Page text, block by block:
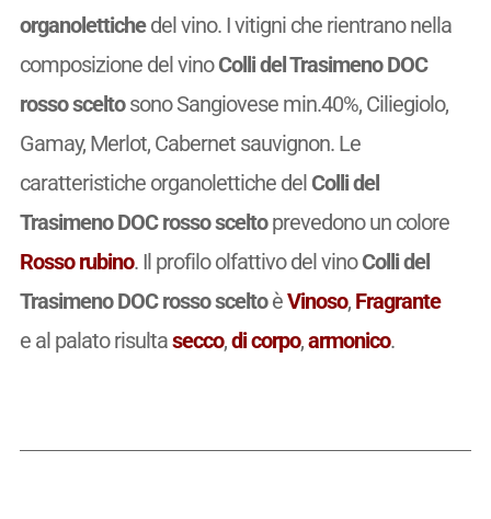
organolettichedel vino. I vitigni che rientrano nella
composizione del vinoColli del Trasimeno DOC
rosso sceltosono Sangiovese min.40%, Ciliegiolo,
Gamay, Merlot, Cabernet sauvignon. Le
caratteristiche organolettiche delColli del
Trasimeno DOC rosso sceltoprevedono un colore
Rosso rubino. Il profilo olfattivo del vinoColli del
Trasimeno DOC rosso sceltoèVinoso, Fragrante
e al palato risultasecco,di corpo,armonico.